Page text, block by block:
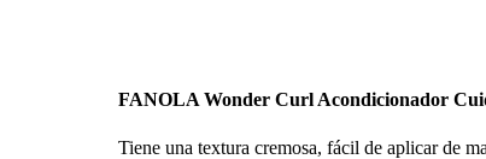
FANOLA Wonder Curl Acondicionador
Tiene una textura cremosa, fácil de aplicar de